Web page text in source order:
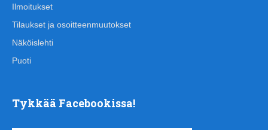
Ilmoitukset
Tilaukset ja osoitteenmuutokset
Näköislehti
Puoti
Tykkää Facebookissa!